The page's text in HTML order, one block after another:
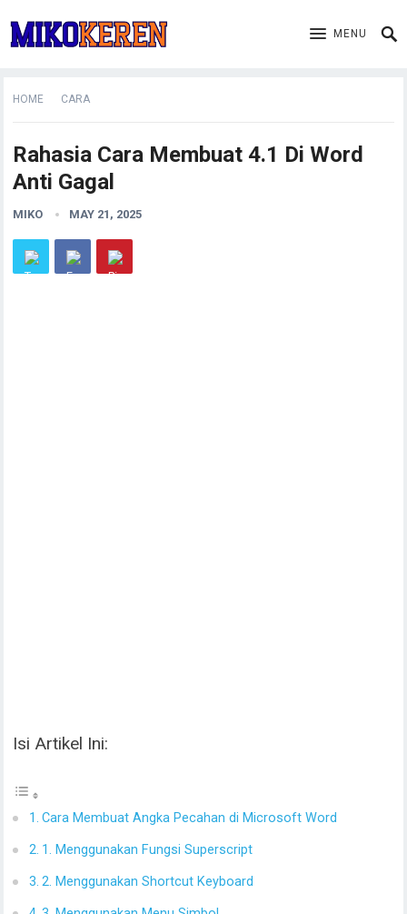
MENU
HOME CARA
Rahasia Cara Membuat 4.1 Di Word
Anti Gagal
MIKO MAY 21, 2025
Isi Artikel Ini:
Cara Membuat Angka Pecahan di Microsoft Word
1. Menggunakan Fungsi Superscript
2. Menggunakan Shortcut Keyboard